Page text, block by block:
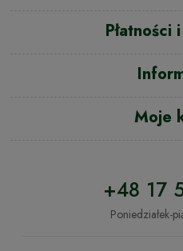
Płatności
Moje
+48 17
Poniedziałek-